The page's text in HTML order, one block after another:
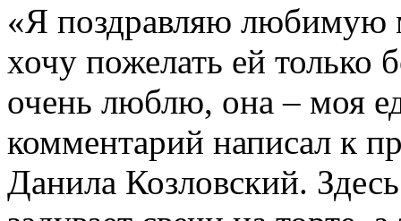
«Я поздравляю любимую
хочу пожелать ей только
очень люблю, она – моя
комментарий написал к
Данила Козловский.